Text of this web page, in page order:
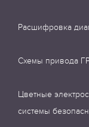
Расшифровка
Схемы привода
Цветные
системы